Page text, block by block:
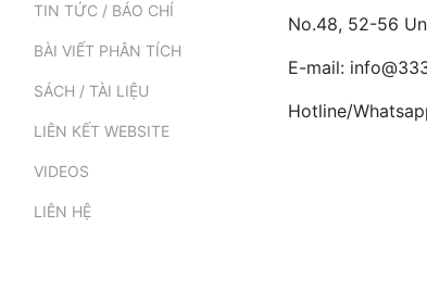
TIN TỨC / BÁO CHÍ
BÀI VIẾT PHÂN TÍCH
SÁCH / TÀI LIỆU
LIÊN KẾT WEBSITE
VIDEOS
LIÊN HỆ
No.48, 52-56
E-mail:
Hotline/